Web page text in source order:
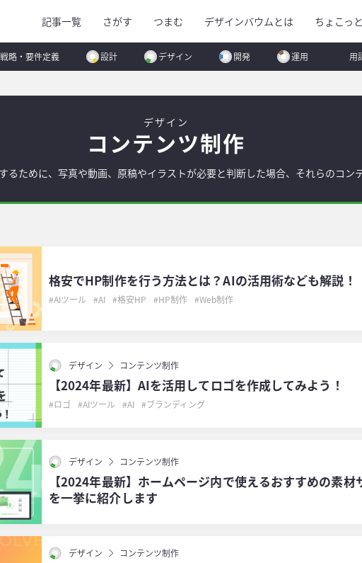
記事一覧 さがす つまむ デザインバウムとは ちょこっ
戦略・要件定義 設計 デザイン 開発 運用 用
デザイン
コンテンツ制作
るために、写真や動画、原稿やイラストが必要と判断した場合、それらのコン
格安でHP制作を行う方法とは？AIの活用術なども解説！
AIツール AI 格安HP HP制作 Web制作
デザイン コンテンツ制作
【2024年最新】AIを活用してロゴを作成してみよう！
ロゴ AIツール AI ブランディング
デザイン コンテンツ制作
【2024年最新】ホームページ内で使えるおすすめの素材
を一挙に紹介します
デザイン コンテンツ制作